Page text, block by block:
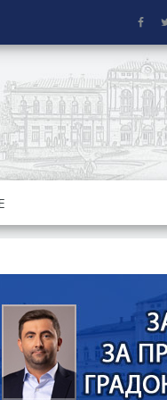
SA OKUĆNICOM
DODATAK ZA